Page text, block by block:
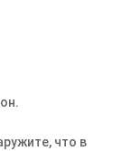
что в